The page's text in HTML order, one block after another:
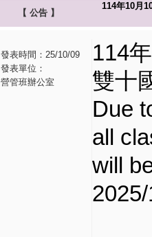
【 公告 】
114年10月
發表時間：25/10/09
發表單位：
營管班辦公室
114
雙十
Due
all
will